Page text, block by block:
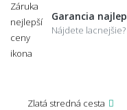
Garancia
Nájdete
Zlatá stredná cesta